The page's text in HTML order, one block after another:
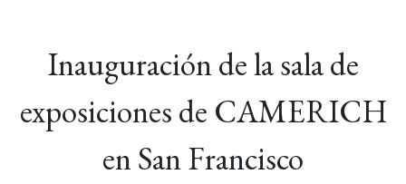
Inauguración de la sala de
exposiciones de CAMERICH
en San Francisco